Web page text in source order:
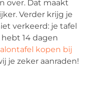
over. Dat maakt
Verder krijg je
verkeerd: je tafel
14 dagen
kopen bij
je zeker aanraden!